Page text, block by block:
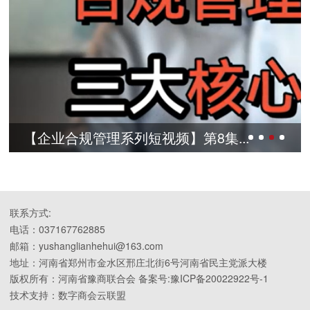
【企业合规管理系列短视频】第8集...
联系方式:
电话：037167762885
邮箱：yushanglianhehui@163.com
地址：河南省郑州市金水区邢庄北街6号河南省民主党派大楼
版权所有：河南省豫商联合会 备案号:豫ICP备20022922号-1
技术支持：数字商会云联盟